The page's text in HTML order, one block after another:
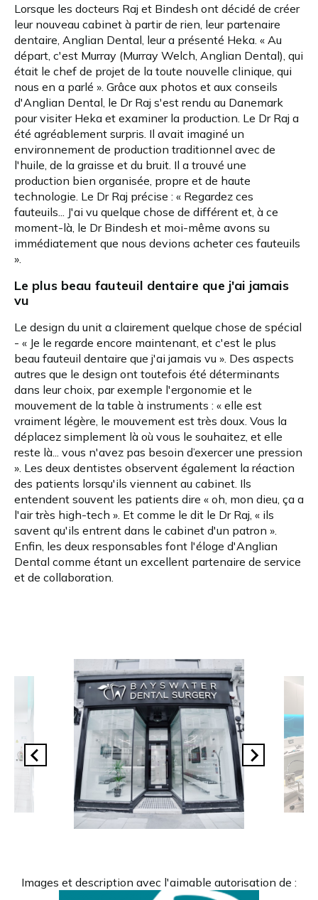
Lorsque les docteurs Raj et Bindesh ont décidé de créer
leur nouveau cabinet à partir de rien, leur partenaire
dentaire, Anglian Dental, leur a présenté Heka. « Au
départ, c'est Murray (Murray Welch, Anglian Dental), qui
était le chef de projet de la toute nouvelle clinique, qui
nous en a parlé ». Grâce aux photos et aux conseils
d'Anglian Dental, le Dr Raj s'est rendu au Danemark
pour visiter Heka et examiner la production. Le Dr Raj a
été agréablement surpris. Il avait imaginé un
environnement de production traditionnel avec de
l'huile, de la graisse et du bruit. Il a trouvé une
production bien organisée, propre et de haute
technologie. Le Dr Raj précise : « Regardez ces
fauteuils... J'ai vu quelque chose de différent et, à ce
moment-là, le Dr Bindesh et moi-même avons su
immédiatement que nous devions acheter ces fauteuils
».
Le plus beau fauteuil dentaire que j'ai jamais
vu
Le design du unit a clairement quelque chose de spécial
- « Je le regarde encore maintenant, et c'est le plus
beau fauteuil dentaire que j'ai jamais vu ». Des aspects
autres que le design ont toutefois été déterminants
dans leur choix, par exemple l'ergonomie et le
mouvement de la table à instruments : « elle est
vraiment légère, le mouvement est très doux. Vous la
déplacez simplement là où vous le souhaitez, et elle
reste là... vous n'avez pas besoin d’exercer une pression
». Les deux dentistes observent également la réaction
des patients lorsqu'ils viennent au cabinet. Ils
entendent souvent les patients dire « oh, mon dieu, ça a
l'air très high-tech ». Et comme le dit le Dr Raj, « ils
savent qu'ils entrent dans le cabinet d'un patron ».
Enfin, les deux responsables font l'éloge d'Anglian
Dental comme étant un excellent partenaire de service
et de collaboration.
Images et description avec l'aimable autorisation de :